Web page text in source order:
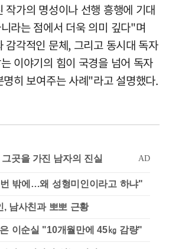
작가의 명성이나 선행 흥행에 기대
라는 점에서 더욱 의미 깊다"며
감각적인 문체, 그리고 동시대 독자
이야기의 힘이 국경을 넘어 독자
히 보여주는 사례"라고 설명했다.
밖에…왜 성형미인이라고 하냐"
, 남사친과 뽀뽀 근황
이순실 "10개월만에 45㎏ 감량"